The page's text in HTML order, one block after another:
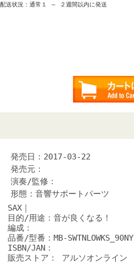
配送状況：通常１ ～ ２週間以内に発送
発売日：2017-03-22
発売元：
演奏/監修：
形態：音響サポートパーツ
SAX｜
目的/用途：音が良くなる！
編成：
品番/型番：MB-SWTNLOWKS_90NY
ISBN/JAN：
販売ストア： アルソオンライン